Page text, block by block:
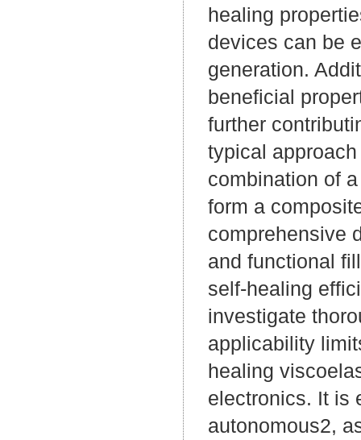
healing
devices can be
generation.
beneficial
further
typical
combination of
form a
comprehensive
and functional
self-healing
investigate
applicability
healing
electronics. It is
autonomous2,